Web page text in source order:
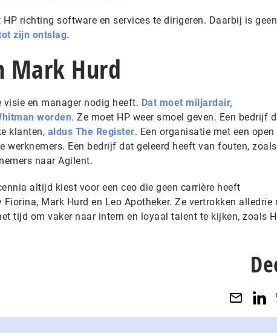
richting software en services te dirigeren. Daarbij is geen
zijn ontslag.
Mark Hurd
visie en manager nodig heeft. Dat moet miljardair,
worden. Ze moet HP weer smoel geven. Een bedrijf
klanten, aldus The Register. Een organisatie met een open
werknemers. Een bedrijf dat geleerd heeft van fouten, zoals
naar Agilent.
altijd kiest voor een ceo die geen carrière heeft
Mark Hurd en Leo Apotheker. Ze vertrokken alledrie
tijd om vaker naar intern en loyaal talent te kijken, zoals